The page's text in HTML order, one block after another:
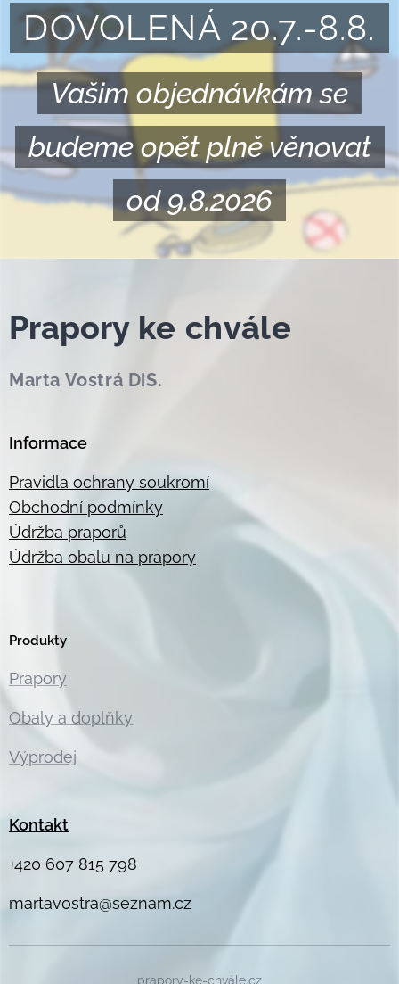
DOVOLENÁ 20.7.-8.8.
Vašim objednávkám se
budeme opět plně věnovat
od 9.8.2026
Prapory ke chvále
Marta Vostrá DiS.
Informace
Pravidla ochrany soukromí
Obchodní podmínky
Údržba praporů
Údržba obalu na prapory
Produkty
Prapory
Obaly a doplňky
Výprodej
Kontakt
+420 607 815 798
martavostra@seznam.cz
prapory-ke-chvále.cz